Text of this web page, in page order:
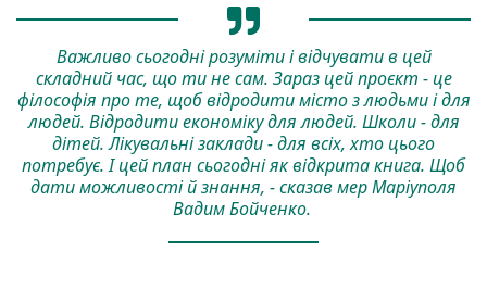
Важливо сьогодні розуміти і відчувати в цей
складний час, що ти не сам. Зараз цей проєкт - це
філософія про те, щоб відродити місто з людьми і для
людей. Відродити економіку для людей. Школи - для
дітей. Лікувальні заклади - для всіх, хто цього
потребує. І цей план сьогодні як відкрита книга. Щоб
дати можливості й знання, - сказав мер Маріуполя
Вадим Бойченко.